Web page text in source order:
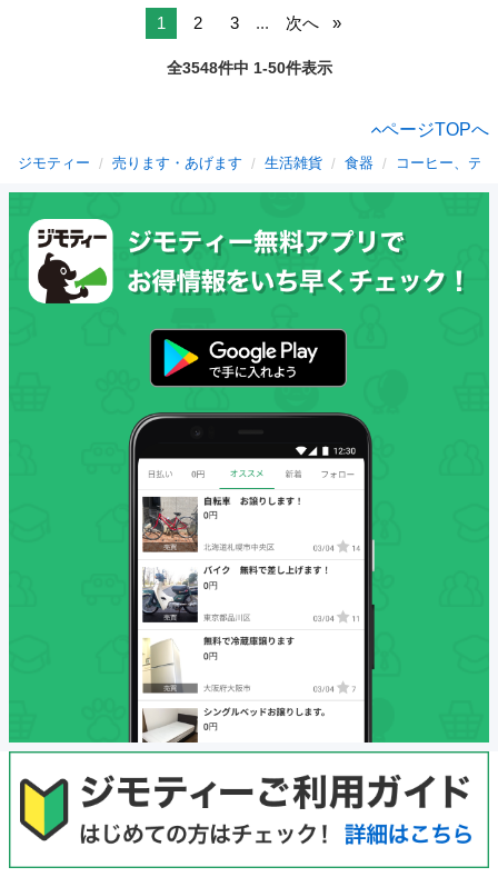
1 2 3 ... 次へ
全3548件中 1-50件表示
ページTOPへ
ジモティー 売ります・あげます 生活雑貨 食器 コーヒー、テ